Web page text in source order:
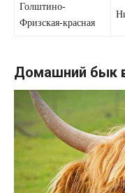
Голштино-
Фризская-красная
Домашний бык